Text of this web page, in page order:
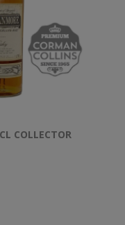
COLLECTOR